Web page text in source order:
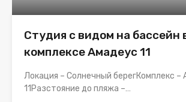
Студия с видом на бассейн
комплексе Амадеус 11
Локация – Солнечный берегКомплекс –
11Разстояние до пляжа –…